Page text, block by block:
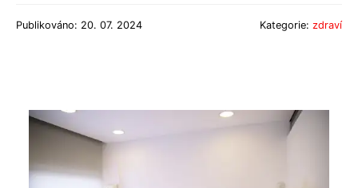
Publikováno: 20. 07. 2024 Kategorie: zdraví